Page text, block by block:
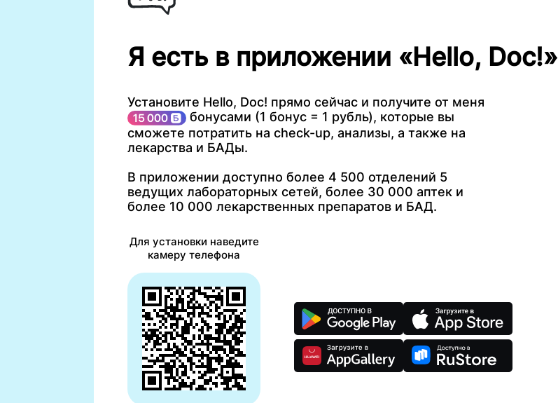
Я есть в приложении «Hello, Doc!»
Установите Hello, Doc! прямо сейчас и получите от меня
бонусами (1 бонус = 1 рубль), которые вы
сможете потратить на check-up, анализы, а также на
лекарства и БАДы.
В приложении доступно более 4 500 отделений 5
ведущих лабораторных сетей, более 30 000 аптек и
более 10 000 лекарственных препаратов и БАД.
Для установки наведите
камеру телефона